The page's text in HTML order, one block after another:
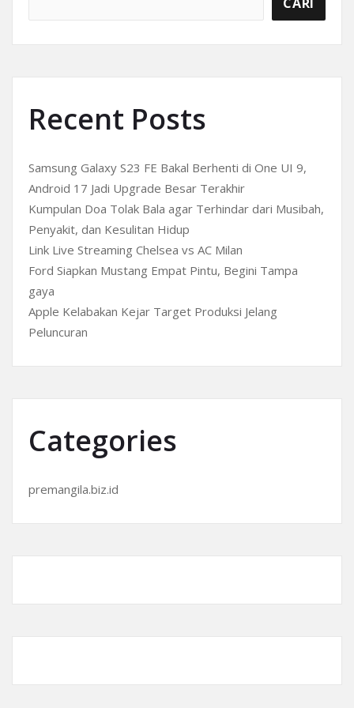
Recent Posts
Samsung Galaxy S23 FE Bakal Berhenti di One UI 9,
Android 17 Jadi Upgrade Besar Terakhir
Kumpulan Doa Tolak Bala agar Terhindar dari Musibah,
Penyakit, dan Kesulitan Hidup
Link Live Streaming Chelsea vs AC Milan
Ford Siapkan Mustang Empat Pintu, Begini Tampa
gaya
Apple Kelabakan Kejar Target Produksi Jelang
Peluncuran
Categories
premangila.biz.id